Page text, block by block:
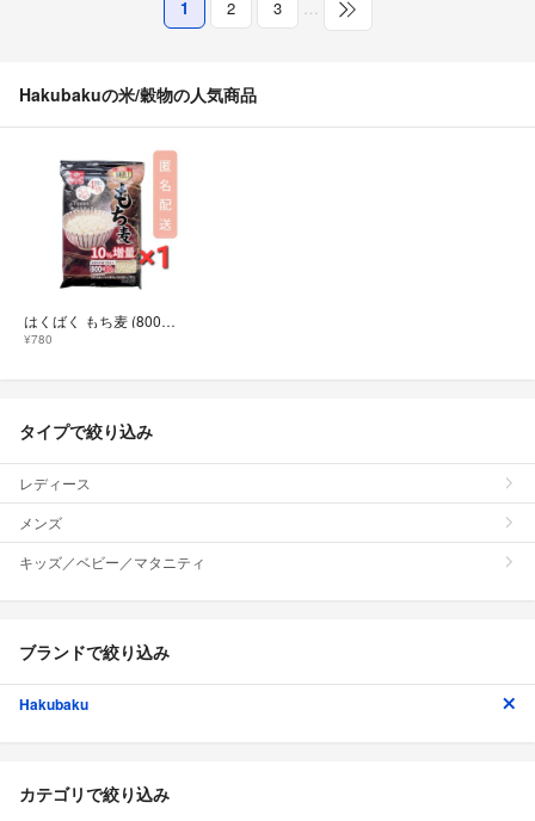
1 2 3 …
Hakubakuの米/穀物の人気商品
はくばく もち麦 (800g + 80g) x 1袋
¥780
タイプで絞り込み
レディース
メンズ
キッズ／ベビー／マタニティ
ブランドで絞り込み
Hakubaku
カテゴリで絞り込み